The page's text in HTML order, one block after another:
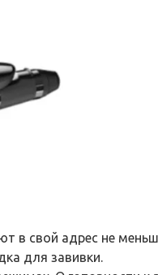
в свой адрес не
для завивки.